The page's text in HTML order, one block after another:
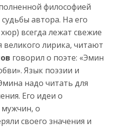
философией
автора. На его
всегда лежат свежие
великого лирика, читают
говорил о поэте: «Эмин
Язык поэзии и
надо читать для
Его идеи о
о
своего значения и